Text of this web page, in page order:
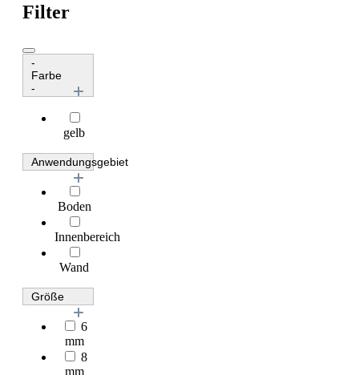
Filter
-
Farbe
-
gelb
Anwendungsgebiet
Boden
Innenbereich
Wand
Größe
6
mm
8
mm